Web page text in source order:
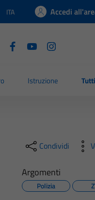
Lingua attiva:
ITA Accedi
Istruzione
Condividi
Argomenti
Polizia